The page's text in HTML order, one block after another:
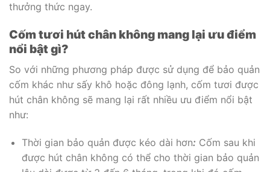
thưởng thức ngay.
Cốm tươi hút chân không mang lại ưu điểm
nổi bật gì?
So với những phương pháp được sử dụng để bảo quản
cốm khác như sấy khô hoặc đông lạnh, cốm tươi được
hút chân không sẽ mang lại rất nhiều ưu điểm nổi bật
như:
Thời gian bảo quản được kéo dài hơn: Cốm sau khi
được hút chân không có thể cho thời gian bảo quản